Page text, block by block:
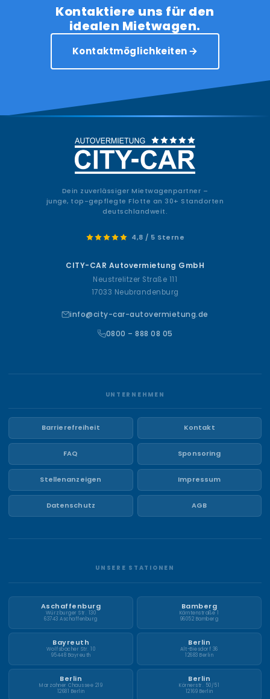
Kontaktiere uns für den
idealen Mietwagen.
Kontaktmöglichkeiten
Dein zuverlässiger Mietwagenpartner –
junge, top-gepflegte Flotte an 30+ Standorten
deutschlandweit.
4,8 / 5 Sterne
CITY-CAR Autovermietung GmbH
Neustrelitzer Straße 111
17033 Neubrandenburg
info@city-car-autovermietung.de
0800 – 888 08 05
UNTERNEHMEN
Barrierefreiheit Kontakt
FAQ Sponsoring
Stellenanzeigen Impressum
Datenschutz AGB
UNSERE STATIONEN
Aschaffenburg
Würzburger Str. 130
63743 Aschaffenburg
Bamberg
Kärntenstraße 1
96052 Bamberg
Bayreuth
Wolfsbacher Str. 10
95448 Bayreuth
Berlin
Alt-Biesdorf 36
12683 Berlin
Berlin
Marzahner Chaussee 219
12681 Berlin
Berlin
Körnerstr. 50/51
12169 Berlin